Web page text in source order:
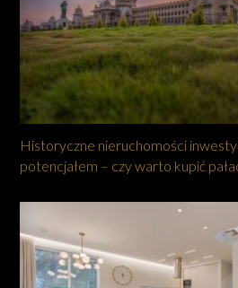
Historyczne nieruchomości
potencjałem – czy warto kupić